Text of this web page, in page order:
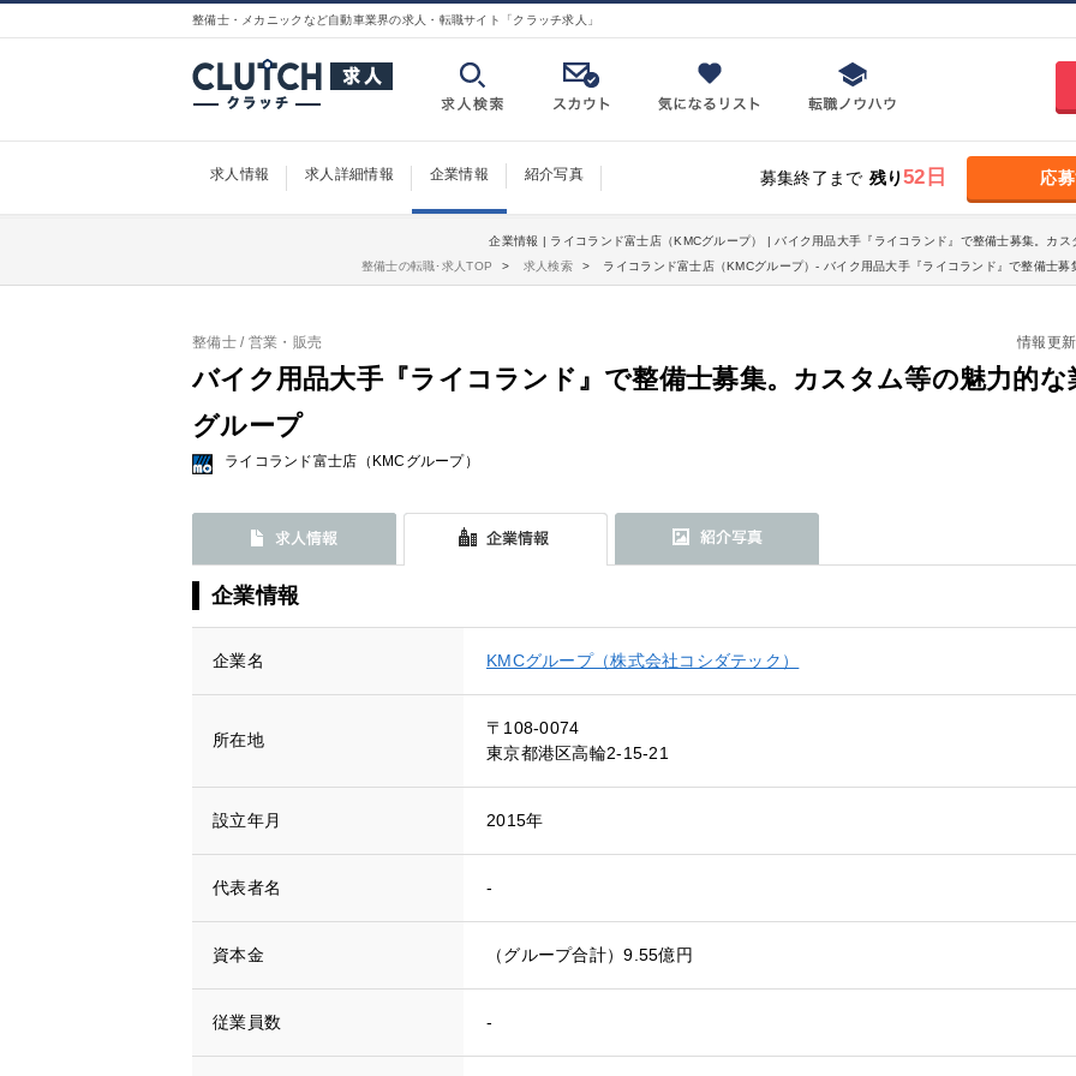
整備士・メカニックなど自動車業界の求人・転職サイト「クラッチ求人」
求人情報 求人詳細情報 企業情報 紹介写真 応
募集終了まで 残り52日
企業情報 | ライコランド富士店（KMCグループ） | バイク用品大手『ライコランド』で整備士募集。カ
整備士の転職･求人TOP
求人検索 ライコランド富士店（KMCグループ）- バイク用品大手『ライコランド』で整備士
情報更
整備士 / 営業・販売
バイク用品大手『ライコランド』で整備士募集。カスタム等の魅力的な
グループ
ライコランド富士店（KMCグループ）
企業情報
企業名 KMCグループ（株式会社コシダテック）
所在地
〒108-0074
東京都港区高輪2-15-21
設立年月 2015年
代表者名 -
資本金 （グループ合計）9.55億円
従業員数 -